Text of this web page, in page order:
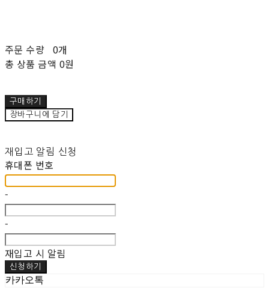
주문 수량 0개
총 상품 금액 0원
구매하기
장바구니에 담기
재입고 알림 신청
휴대폰 번호
-
-
재입고 시 알림
신청하기
카카오톡